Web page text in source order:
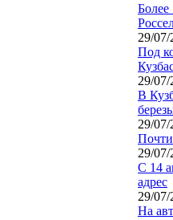
29/
Под
29/07/
В
29/
29/
С 14
адрес
29/07/
На